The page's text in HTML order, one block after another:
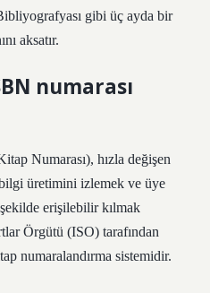
gibi üç ayda bir
aksatır.
numarası
Numarası), hızla değişen
üretimini izlemek ve üye
erişilebilir kılmak
Örgütü (ISO) tarafından
numaralandırma sistemidir.